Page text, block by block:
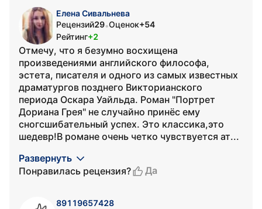
Елена Сивальнева
Рецензий29•Оценок+54
Рейтинг+2
Отмечу, что я безумно восхищена
произведениями английского философа,
эстета, писателя и одного из самых известных
драматургов позднего Викторианского
периода Оскара Уайльда. Роман "Портрет
Дориана Грея" не случайно принёс ему
сногсшибательный успех. Это классика,это
шедевр!В романе очень четко чувствуется ат...
Развернуть
Понравилась рецензия?
Да
89119657428